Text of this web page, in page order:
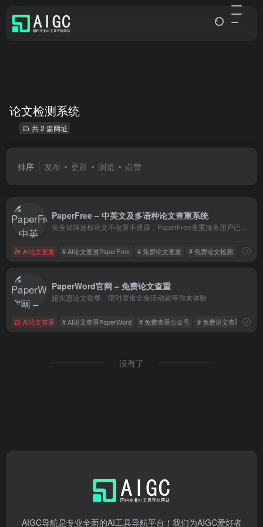
论文检测系统
共 2 篇网址
排序 发布 更新 浏览 点赞
PaperFree – 中英文及多语种论文查重系统
AI论文查重 # AI论文查重PaperFree # 免费论文查重 # 免费论文检测
PaperWord官网 – 免费论文查重
超实惠论文套餐、限时查重全免活动就等你来体验
AI论文查重 # AI论文查重PaperWord # 免费查重公众号 # 免费论文查重
没有了
AIGC导航是专业全面的AI工具导航平台！我们为AIGC爱好者